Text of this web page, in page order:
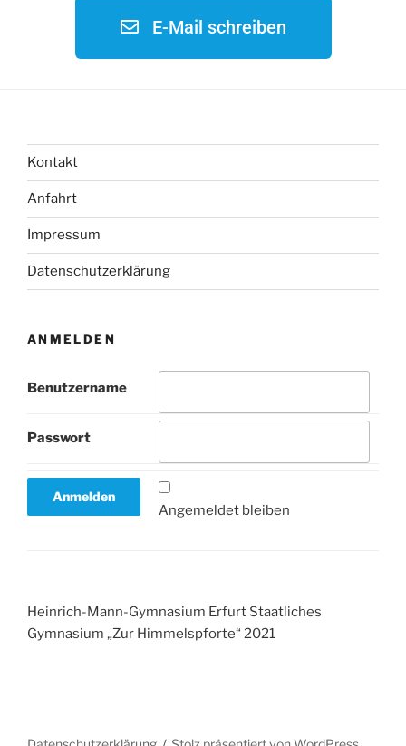
E-Mail schreiben
Kontakt
Anfahrt
Impressum
Datenschutzerklärung
ANMELDEN
Benutzername
Passwort
Angemeldet bleiben
Heinrich-Mann-Gymnasium Erfurt Staatliches
Gymnasium „Zur Himmelspforte“ 2021